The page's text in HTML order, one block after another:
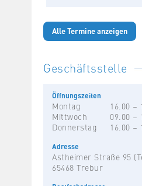
Alle Termine anzeigen
Geschäftsstelle
Öffnungszeiten
Montag
16.00 –
Mittwoch
09.00 –
Donnerstag
16.00 –
Adresse
Astheimer Straße 95
65468 Trebur